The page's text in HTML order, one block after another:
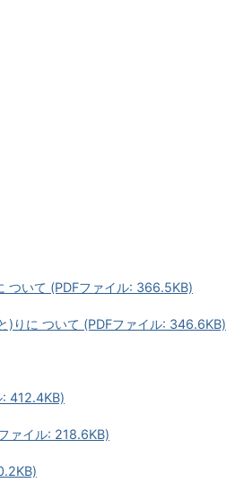
ついて (PDFファイル: 366.5KB)
)りに ついて (PDFファイル: 346.6KB)
: 412.4KB)
ァイル: 218.6KB)